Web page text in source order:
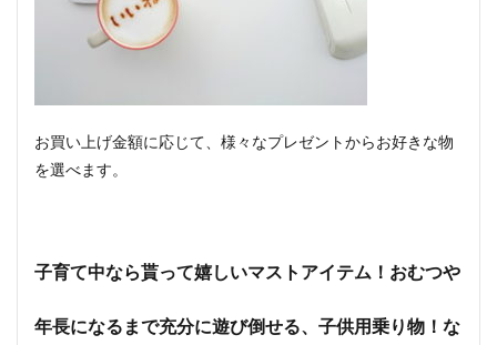
お買い上げ金額に応じて、様々なプレゼントからお好きな物
を選べます。
子育て中なら貰って嬉しいマストアイテム！おむつや
年長になるまで充分に遊び倒せる、子供用乗り物！な